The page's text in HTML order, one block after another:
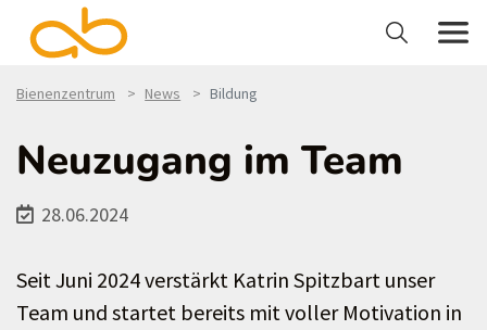
Bienenzentrum News Bildung
Neuzugang im Team
28.06.2024
Seit Juni 2024 verstärkt Katrin Spitzbart unser
Team und startet bereits mit voller Motivation in